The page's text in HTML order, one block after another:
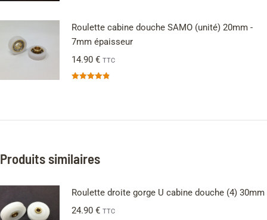
Roulette cabine douche SAMO (unité) 20mm -
7mm épaisseur
14.90 € TTC
Produits similaires
Roulette droite gorge U cabine douche (4) 30mm
24.90 € TTC